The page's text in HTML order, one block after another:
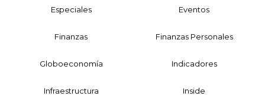
Especiales Eventos
Finanzas Finanzas Personales
Globoeconomía Indicadores
Infraestructura Inside